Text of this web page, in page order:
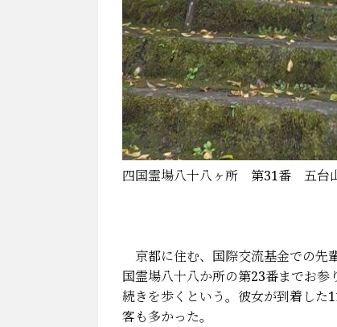
四国霊場八十八ヶ所 第31番 五台
京都に住む、国際交流基金での先
国霊場八十八か所の第23番までお
続きを歩くという。彼女が到着した
客も多かった。